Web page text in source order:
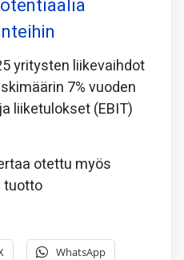
yritysten liikevaihdot
7% vuoden
liiketulokset (EBIT)
otettu myös
tuotto
WhatsApp